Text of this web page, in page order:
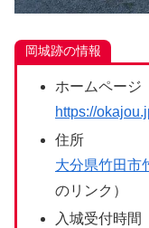
岡城跡の情報
ホームページ
https://
住所
大分県竹田市
のリンク）
入城受付時間